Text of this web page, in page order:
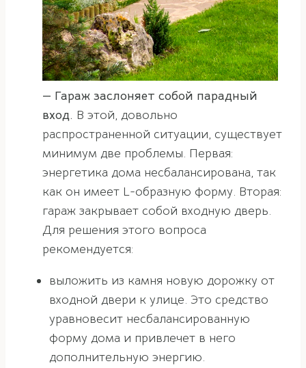
— Гараж заслоняет собой парадный
вход. В этой, довольно
распространенной ситуации, существует
минимум две проблемы. Первая:
энергетика дома несбалансирована, так
как он имеет L-образную форму. Вторая:
гараж закрывает собой входную дверь.
Для решения этого вопроса
рекомендуется:
выложить из камня новую дорожку от
входной двери к улице. Это средство
уравновесит несбалансированную
форму дома и привлечет в него
дополнительную энергию.